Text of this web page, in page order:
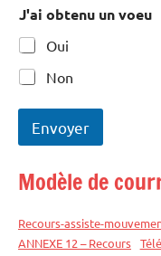
J'ai obtenu un voeu
Oui
Non
v
e
J
'
i
M
Envoyer
l
t
e
Modèle de
Recours-assiste-
ANNEXE 12 – Recours